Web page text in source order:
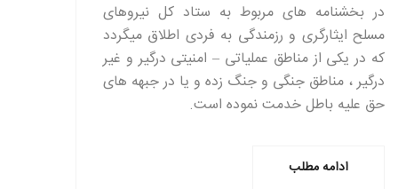
در بخشنامه های مربوط به ستاد کل نیروهای
مسلح ایثارگری و رزمندگی به فردی اطلاق میگردد
که در یکی از مناطق عملیاتی – امنیتی درگیر و غیر
درگیر ، مناطق جنگی و جنگ زده و یا در جبهه های
حق علیه باطل خدمت نموده است.
ادامه مطلب